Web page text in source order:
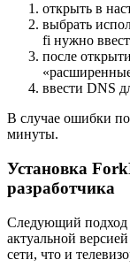
открыть в
выбрать
fi нужно
после
ввести DNS
В случае ошибки
минуты.
Установка
разработчика
Следующий подход
актуальной
сети, что и